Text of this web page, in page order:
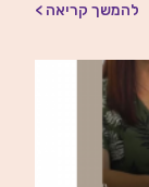
להמשך קריאה >